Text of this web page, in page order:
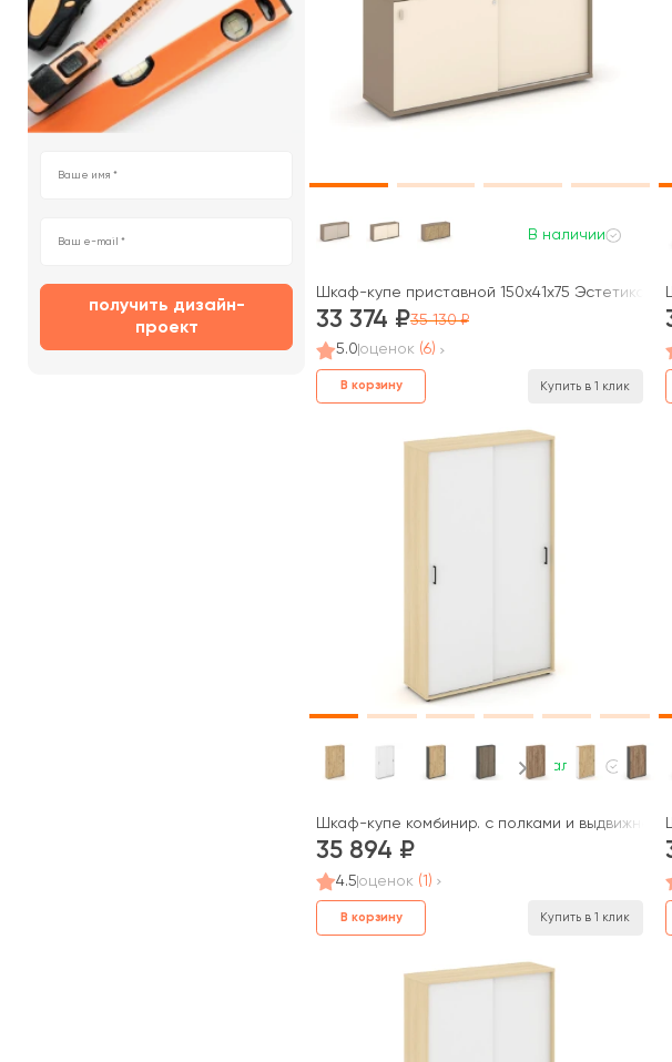
получить дизайн-
проект
В наличии
Шкаф-купе приставной 150x41x75 Эстетика /
33 374
35 130
5.0 оценок (6)
В корзину Купить в 1 клик
В наличии
Шкаф-купе комбинир. с полками и выдвижной
35 894
4.5оценок (1)
В корзину Купить в 1 клик